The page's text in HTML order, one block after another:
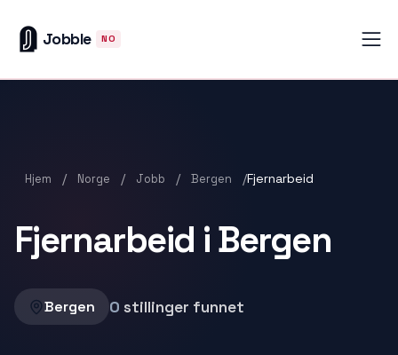
Jobble NO
Hjem / Norge / Jobb / Bergen /Fjernarbeid
Fjernarbeid i Bergen
Bergen 0 stillinger funnet